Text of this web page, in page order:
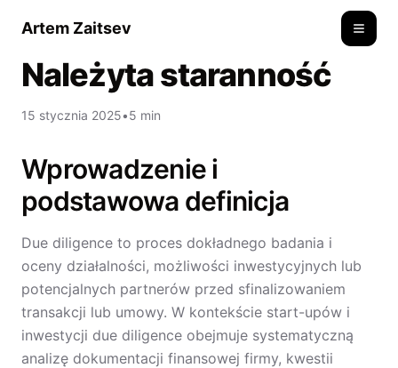
Artem Zaitsev
Należyta staranność
15 stycznia 2025•5 min
Wprowadzenie i
podstawowa definicja
Due diligence to proces dokładnego badania i
oceny działalności, możliwości inwestycyjnych lub
potencjalnych partnerów przed sfinalizowaniem
transakcji lub umowy. W kontekście start-upów i
inwestycji due diligence obejmuje systematyczną
analizę dokumentacji finansowej firmy, kwestii